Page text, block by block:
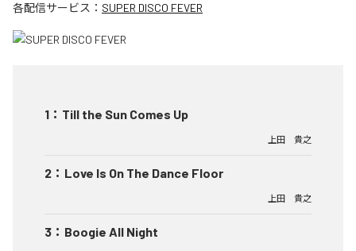
各配信サービス： SUPER DISCO FEVER
1 ： Till the Sun Comes Up
上田 貴之
2 ： Love Is On The Dance Floor
上田 貴之
3 ： Boogie All Night